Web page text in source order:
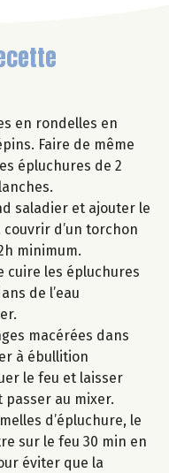
en rondelles en
Faire de même
épluchures de 2
saladier et ajouter le
d’un torchon
minimum.
cuire les épluchures
de l’eau
macérées dans
à ébullition
le feu et laisser
passer au mixer.
d’épluchure, le
sur le feu 30 min en
éviter que la